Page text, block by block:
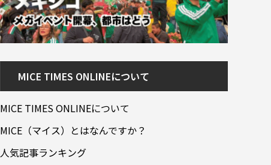
MICE TIMES ONLINEについて
MICE TIMES ONLINEについて
MICE（マイス）とはなんですか？
人気記事ランキング